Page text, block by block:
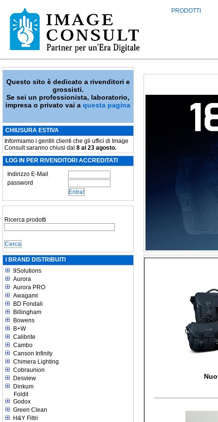
PRODOTTI
Questo sito è dedicato a rivenditori e
grossisti.
Se sei un professionista, laboratorio,
impresa o privato vai aquesta pagina
CHIUSURA ESTIVA
Informiamo i gentili clienti che gli uffici di Image
Consult saranno chiusi dal 8 al 23 agosto.
LOG IN PER RIVENDITORI ACCREDITATI
Indirizzo E-Mail
password
Ricerca prodotti
I BRAND DISTRIBUITI
9Solutions
Aurora
Aurora PRO
Awagami
BD Fondali
Billingham
Bowens
B+W
Calibrite
Cambo
Canson Infinity
Chimera Lighting
Cobraunion
Desview
Dinkum
Foldit
Godox
Green Clean
H&Y Filtri